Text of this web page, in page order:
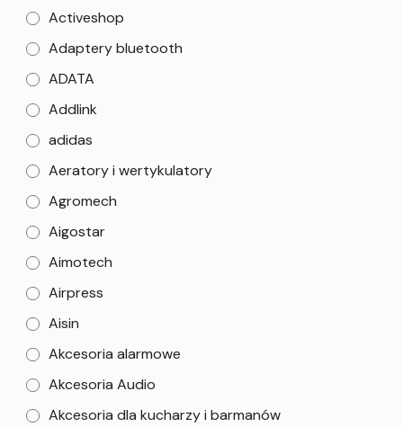
Activeshop
Adaptery bluetooth
ADATA
Addlink
adidas
Aeratory i wertykulatory
Agromech
Aigostar
Aimotech
Airpress
Aisin
Akcesoria alarmowe
Akcesoria Audio
Akcesoria dla kucharzy i barmanów